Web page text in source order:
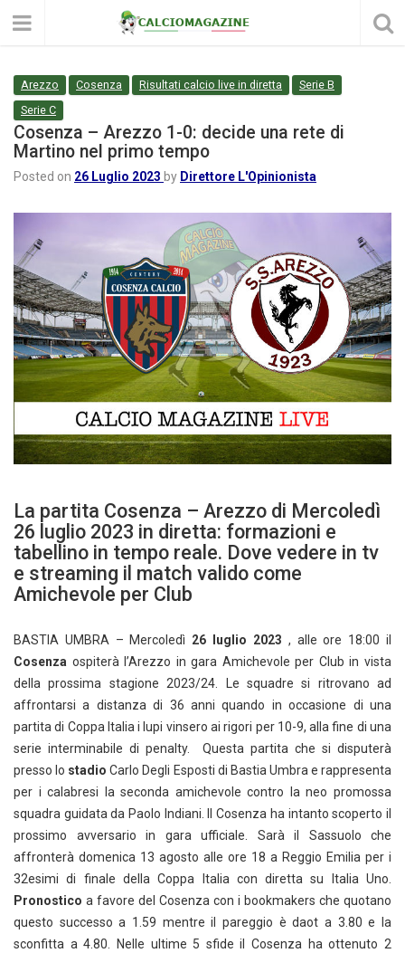
Arezzo Cosenza Risultati calcio live in diretta
Serie B
Serie C
Cosenza – Arezzo 1-0: decide una rete di
Martino nel primo tempo
Posted on 26 Luglio 2023 by Direttore L'Opinionista
La partita Cosenza – Arezzo di Mercoledì
26 luglio 2023 in diretta: formazioni e
tabellino in tempo reale. Dove vedere in tv
e streaming il match valido come
Amichevole per Club
BASTIA UMBRA – Mercoledì 26 luglio 2023 , alle ore 18:00 il
Cosenza ospiterà l’Arezzo in gara Amichevole per Club in vista
della prossima stagione 2023/24. Le squadre si ritrovano ad
affrontarsi a distanza di 36 anni quando in occasione di una
partita di Coppa Italia i lupi vinsero ai rigori per 10-9, alla fine di una
serie interminabile di penalty. Questa partita che si disputerà
presso lo stadio Carlo Degli Esposti di Bastia Umbra e rappresenta
per i calabresi la seconda amichevole contro la neo promossa
squadra guidata da Paolo Indiani. Il Cosenza ha intanto scoperto il
prossimo avversario in gara ufficiale. Sarà il Sassuolo che
affronterà domenica 13 agosto alle ore 18 a Reggio Emilia per i
32esimi di finale della Coppa Italia con diretta su Italia Uno.
Pronostico a favore del Cosenza con i bookmakers che quotano
questo successo a 1.59 mentre il pareggio è daot a 3.80 e la
sconfitta a 4.80. Nelle ultime 5 sfide il Cosenza ha ottenuto 2